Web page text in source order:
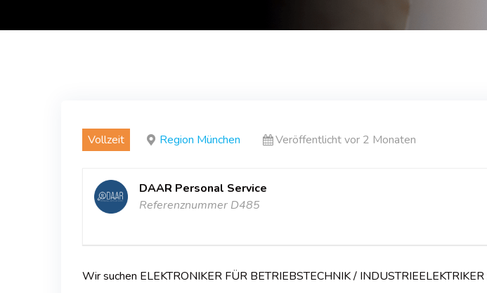
Vollzeit Region München Veröffentlicht vor 2 Monaten
DAAR Personal Service
Referenznummer D485
Wir suchen ELEKTRONIKER FÜR BETRIEBSTECHNIK /